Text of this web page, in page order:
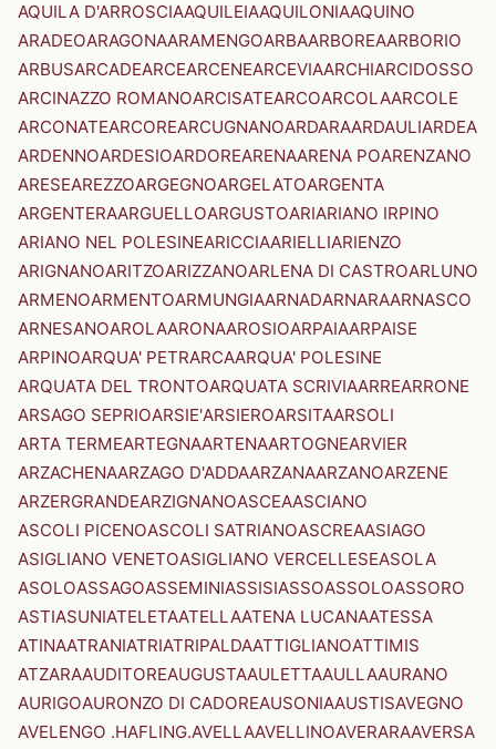
AQUILA D'ARROSCIAAQUILEIAAQUILONIAAQUINO
ARADEOARAGONAARAMENGOARBAARBOREAARBORIO
ARBUSARCADEARCEARCENEARCEVIAARCHIARCIDOSSO
ARCINAZZO ROMANOARCISATEARCOARCOLAARCOLE
ARCONATEARCOREARCUGNANOARDARAARDAULIARDEA
ARDENNOARDESIOARDOREARENAARENA POARENZANO
ARESEAREZZOARGEGNOARGELATOARGENTA
ARGENTERAARGUELLOARGUSTOARIARIANO IRPINO
ARIANO NEL POLESINEARICCIAARIELLIARIENZO
ARIGNANOARITZOARIZZANOARLENA DI CASTROARLUNO
ARMENOARMENTOARMUNGIAARNADARNARAARNASCO
ARNESANOAROLAARONAAROSIOARPAIAARPAISE
ARPINOARQUA' PETRARCAARQUA' POLESINE
ARQUATA DEL TRONTOARQUATA SCRIVIAARREARRONE
ARSAGO SEPRIOARSIE'ARSIEROARSITAARSOLI
ARTA TERMEARTEGNAARTENAARTOGNEARVIER
ARZACHENAARZAGO D'ADDAARZANAARZANOARZENE
ARZERGRANDEARZIGNANOASCEAASCIANO
ASCOLI PICENOASCOLI SATRIANOASCREAASIAGO
ASIGLIANO VENETOASIGLIANO VERCELLESEASOLA
ASOLOASSAGOASSEMINIASSISIASSOASSOLOASSORO
ASTIASUNIATELETAATELLAATENA LUCANAATESSA
ATINAATRANIATRIATRIPALDAATTIGLIANOATTIMIS
ATZARAAUDITOREAUGUSTAAULETTAAULLAAURANO
AURIGOAURONZO DI CADOREAUSONIAAUSTISAVEGNO
AVELENGO .HAFLING.AVELLAAVELLINOAVERARAAVERSA